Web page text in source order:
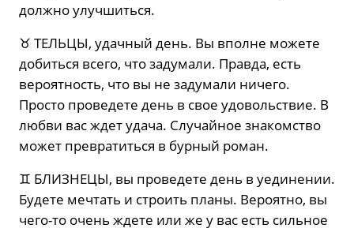
должно улучшиться.
♉️ ТЕЛЬЦЫ, удачный день. Вы вполне можете
добиться всего, что задумали. Правда, есть
вероятность, что вы не задумали ничего.
Просто проведете день в свое удовольствие. В
любви вас ждет удача. Случайное знакомство
может превратиться в бурный роман.
♊️ БЛИЗНЕЦЫ, вы проведете день в уединении.
Будете мечтать и строить планы. Вероятно, вы
чего-то очень ждете или же у вас есть сильное